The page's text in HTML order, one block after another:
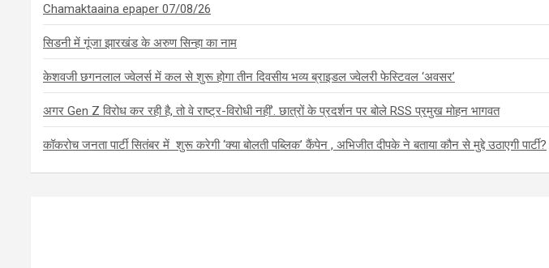
Chamaktaaina epaper 07/08/26
सिडनी में गूंजा झारखंड के अरुण सिन्हा का नाम
केशवजी छगनलाल ज्वेलर्स में कल से शुरू होगा तीन दिवसीय भव्य ब्राइडल ज्वेलरी फेस्टिवल ‘अवसर’
अगर Gen Z विरोध कर रही है, तो वे राष्ट्र-विरोधी नहीं’. छात्रों के प्रदर्शन पर बोले RSS प्रमुख मोहन भागवत
कॉकरोच जनता पार्टी सितंबर में शुरू करेगी ‘क्या बोलती पब्लिक’ कैंपेन , अभिजीत दीपके ने बताया कौन से मुद्दे उठाएगी पार्टी?